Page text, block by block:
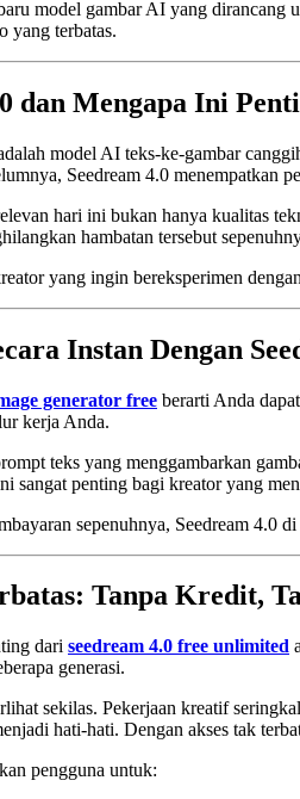
model gambar AI yang
yang terbatas.
dan Mengapa Ini
model AI teks-ke-gambar
Seedream 4.0 menempatkan
hari ini bukan hanya kualitas
hambatan tersebut
yang ingin bereksperimen
Instan Dengan
generator free berarti Anda
kerja Anda.
teks yang menggambarkan
sangat penting bagi kreator yang
sepenuhnya, Seedream 4.0
Tanpa Kredit,
dari seedream 4.0 free unlimited
generasi.
sekilas. Pekerjaan kreatif
hati-hati. Dengan akses tak
pengguna untuk: